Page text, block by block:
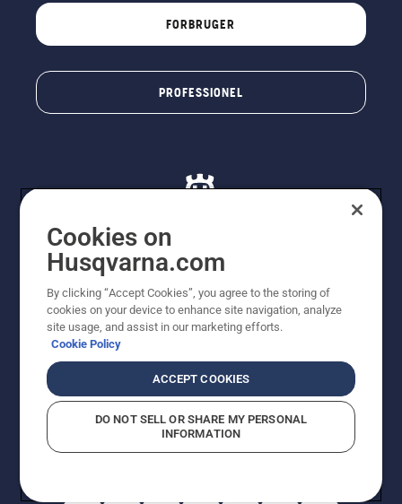
FORBRUGER
PROFESSIONEL
viste priser er vejledende udsalgspriser. Der tages
forbehold for stave- og trykfejl samt prisændringer. Vi
stræber efter at have så nøjagtige oplysningerne på
dette websted som muligt. Alle anførte priser er
vejledende udsalgspriser (inkl. moms), medmindre
CookiepolitikAnvendelsesvilkår
Bekendtgørelse vedr. beskyttelse af personlige oplysninger
Rapporter formodede overtrædelser
Cookies on
Husqvarna.com
By clicking “Accept Cookies”, you agree to the storing of
cookies on your device to enhance site navigation, analyze
site usage, and assist in our marketing efforts.
Cookie Policy
ACCEPT COOKIES
DO NOT SELL OR SHARE MY PERSONAL
INFORMATION